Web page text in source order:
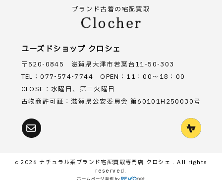
ブランド古着の宅配買取
ユーズドショップ クロシェ
〒520-0845 滋賀県大津市若葉台11-50-303
TEL：077-574-7744 OPEN：11：00～18：00
CLOSE：水曜日、第二火曜日
古物商許可証：滋賀県公安委員会 第60101H250030号
c 2026 ナチュラル系ブランド宅配買取専門店 クロシェ . All rights
reserved.